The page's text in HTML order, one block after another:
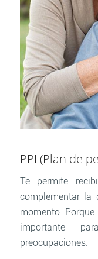
PPI (Plan de
Te permite
complementar la
momento.
importante
preocupaciones.